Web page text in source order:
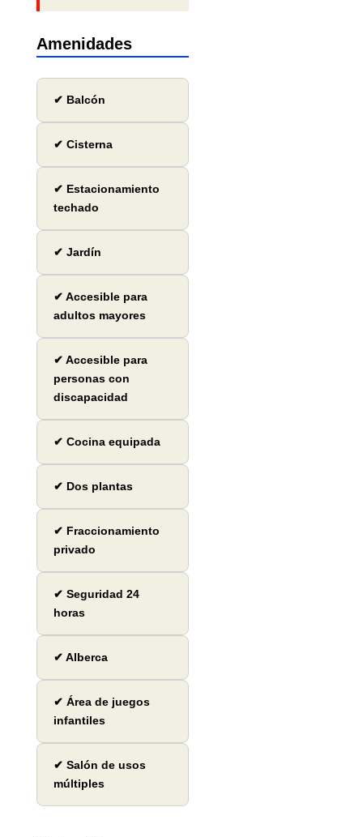
Amenidades
✔ Balcón
✔ Cisterna
✔ Estacionamiento
techado
✔ Jardín
✔ Accesible para
adultos mayores
✔ Accesible para
personas con
discapacidad
✔ Cocina equipada
✔ Dos plantas
✔ Fraccionamiento
privado
✔ Seguridad 24
horas
✔ Alberca
✔ Área de juegos
infantiles
✔ Salón de usos
múltiples